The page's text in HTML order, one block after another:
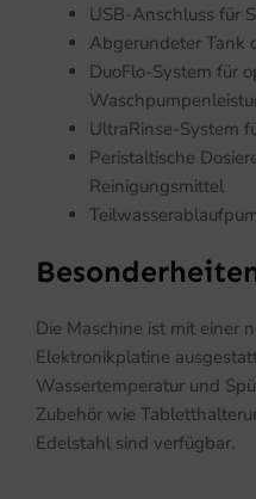
USB-Anschluss für
Abgerundeter Tank
DuoFlo-System für
UltraRinse-System
Peristaltische
Reinigungsmittel
Die Maschine ist mit einer
Elektronikplatine
Wassertemperatur und
Zubehör wie
Edelstahl sind verfügbar.